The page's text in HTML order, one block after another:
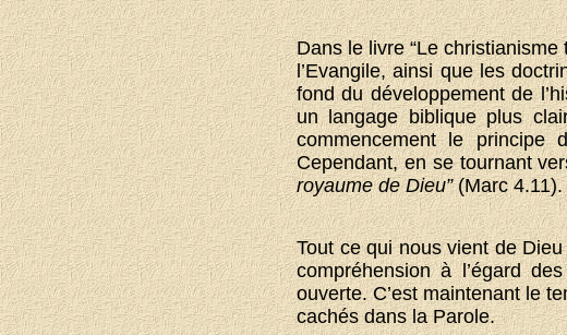
Dans le livre “Le
l’Evangile, ainsi que les
fond du développement de
un langage biblique plus
commencement le principe
Cependant, en se tournant
royaume de Dieu”(Marc 4.11).
Tout ce qui nous vient de
compréhension à l’égard
ouverte. C’est maintenant le
cachés dans la Parole.